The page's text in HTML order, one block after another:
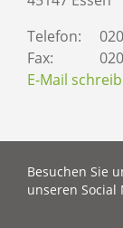
Telefon:
Fax:
E-Mail
Besuchen Sie
unseren Social